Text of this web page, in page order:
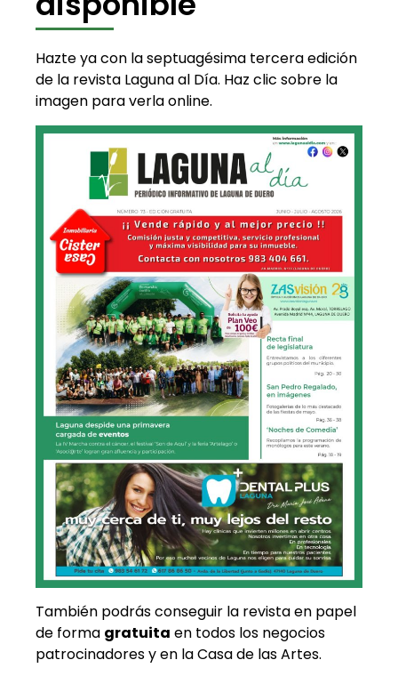
Hazte ya con la septuagésima tercera edición
de la revista Laguna al Día. Haz clic sobre la
imagen para verla online.
También podrás conseguir la revista en papel
de forma gratuita en todos los negocios
patrocinadores y en la Casa de las Artes.